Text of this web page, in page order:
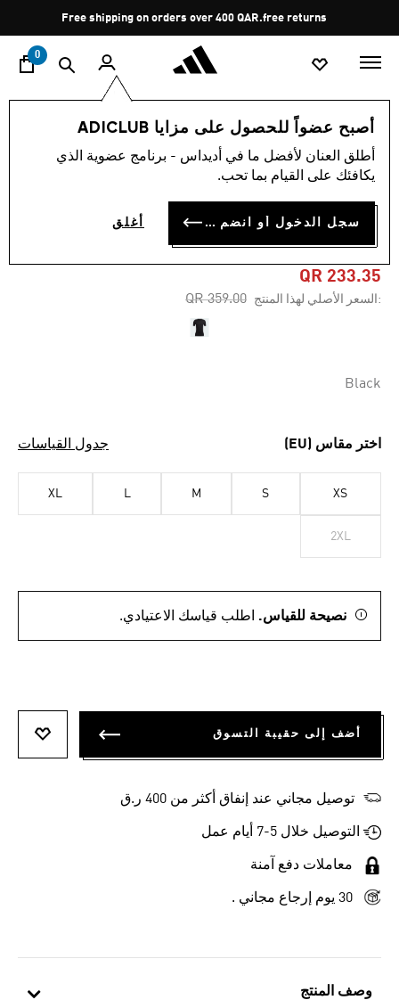
Pause
promotion
rotation
Free shipping on orders over 400 QAR.free returns
0
أصبح عضواً للحصول على مزايا ADICLUB
أطلق العنان لأفضل ما في أديداس - برنامج عضوية الذي
يكافئك على القيام بما تحب.
سجل الدخول أو انضم الآن أغلق
وصف المنتج
الرجال الملابس
-35%
4.5 (17)
XPERIOR MERINO 150
BASELAYER SHORT SLEEVE
QR 233.35
:السعر الأصلي لهذا المنتج Price reduced from
QR 359.00
to
Black
اختر مقاس (EU) جدول القياسات
XS
S
M
L
XL
2XL
نصيحة للقياس. اطلب قياسك الاعتيادي.
أضف إلى حقيبة التسوق
توصيل مجاني عند إنفاق أكثر من 400 ر.ق
التوصيل خلال 5-7 أيام عمل
معاملات دفع آمنة